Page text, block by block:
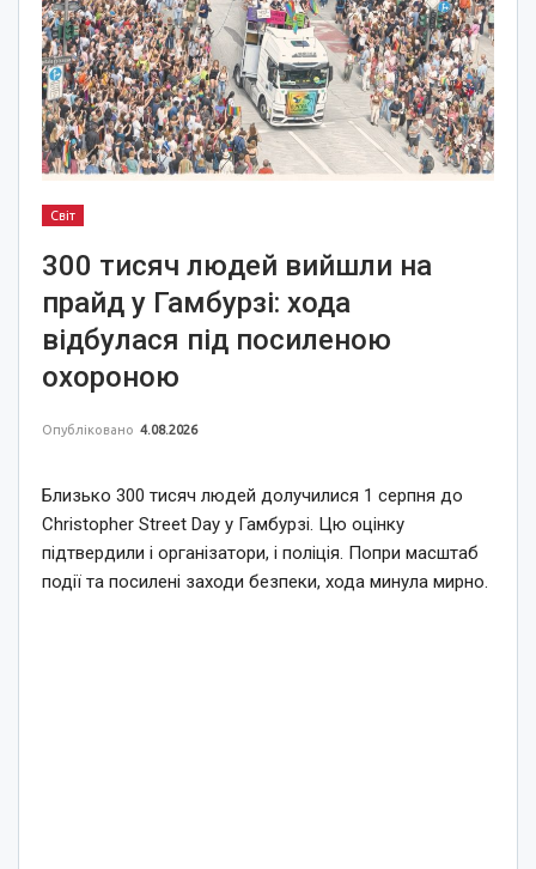
Світ
300 тисяч людей вийшли на
прайд у Гамбурзі: хода
відбулася під посиленою
охороною
Опубліковано 4.08.2026
Близько 300 тисяч людей долучилися 1 серпня до
Christopher Street Day у Гамбурзі. Цю оцінку
підтвердили і організатори, і поліція. Попри масштаб
події та посилені заходи безпеки, хода минула мирно.